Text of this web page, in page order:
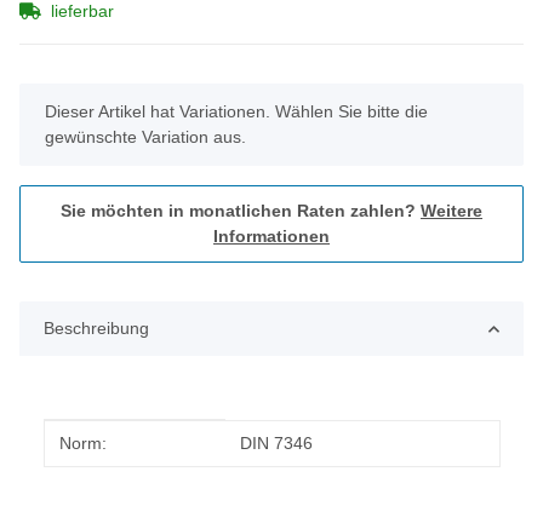
lieferbar
x
Dieser Artikel hat Variationen. Wählen Sie bitte die
gewünschte Variation aus.
Sie möchten in monatlichen Raten zahlen? Weitere
Informationen
Beschreibung
Produkteigenschaft
Wert
Norm: DIN 7346